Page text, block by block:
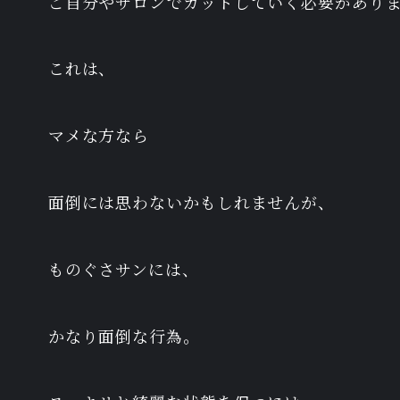
これは、
マメな方なら
面倒には思わないかもしれませんが、
ものぐさサンには、
かなり面倒な行為。